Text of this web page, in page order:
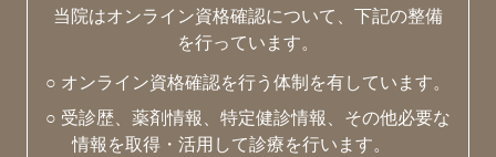
当院はオンライン資格確認について、下記の整備
を行っています。
○ オンライン資格確認を行う体制を有しています。
○ 受診歴、薬剤情報、特定健診情報、その他必要な
情報を取得・活用して診療を行います。